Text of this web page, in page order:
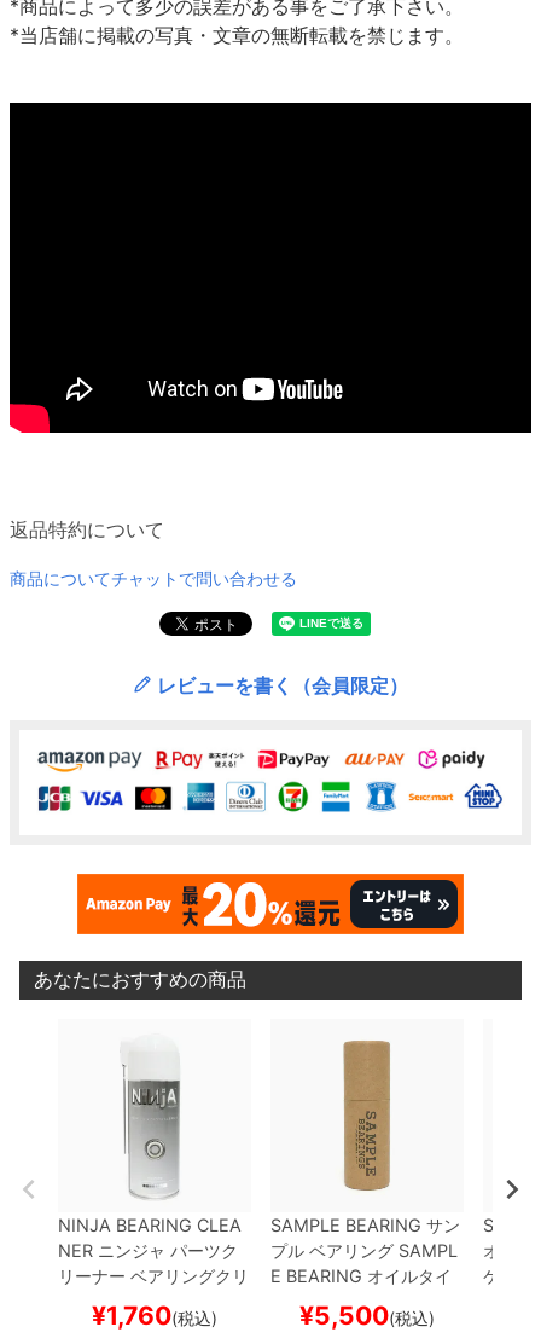
*商品によって多少の誤差がある事をご了承下さい。
*当店舗に掲載の写真・文章の無断転載を禁じます。
返品特約について
商品についてチャットで問い合わせる
レビューを書く（会員限定）
あなたにおすすめの商品
NINJA BEARING CLEA
NER ニンジャ パーツク
リーナー ベアリングクリ
ーナー BEARING CLEA
NER 2 スケートボード
¥1,760(税込)
SAMPLE BEARING サン
プル ベアリング SAMPL
E BEARING オイルタイ
スケートボード スケ
ボー¥5,500(税込)
オイル
ケート